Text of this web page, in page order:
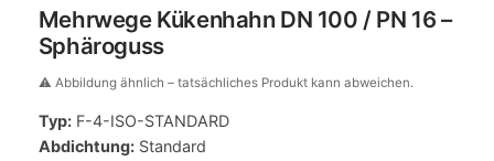
Mehrwege Kükenhahn DN 100 / PN 16 –
Sphäroguss
⚠️ Abbildung ähnlich – tatsächliches Produkt kann abweichen.
Typ:F-4-ISO-STANDARD
Abdichtung:Standard